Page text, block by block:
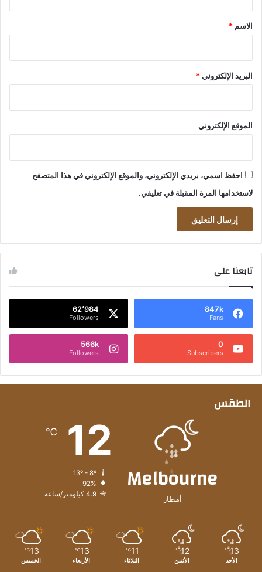
*
الاسم *
البريد الإلكتروني*
الموقع الإلكتروني
احفظ اسمي، بريدي الإلكتروني، والموقع الإلكتروني في هذا المتصفح
لاستخدامها المرة المقبلة في تعليقي.
تابعنا على
847k
Fans
62٬984
Followers
0
Subscribers
566k
Followers
الطقس
Melbourne
أمطار
12
℃
92%
4.9 كيلومتر/ساعة
13
℃
الأحد
12
℃
الأثنين
11
℃
الثلاثاء
13
℃
الأربعاء
13
℃
الخميس